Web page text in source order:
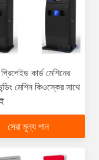
কার্ড মেশিনের
মেশিন কিওস্কের সাথে
সেরা মূল্য পান